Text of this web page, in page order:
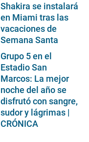
Shakira se instalará
en Miami tras las
vacaciones de
Semana Santa
Grupo 5 en el
Estadio San
Marcos: La mejor
noche del año se
disfrutó con sangre,
sudor y lágrimas |
CRÓNICA